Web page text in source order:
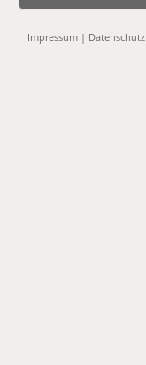
Impressum | Datenschutz